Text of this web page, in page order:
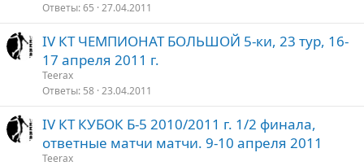
Ответы 65 27.04.2011
IV КТ ЧЕМПИОНАТ БОЛЬШОЙ 5-ки, 23 тур, 16-
17 апреля 2011 г.
Teerax
Ответы 58 23.04.2011
IV КТ КУБОК Б-5 2010/2011 г. 1/2 финала,
ответные матчи матчи. 9-10 апреля 2011
Teerax